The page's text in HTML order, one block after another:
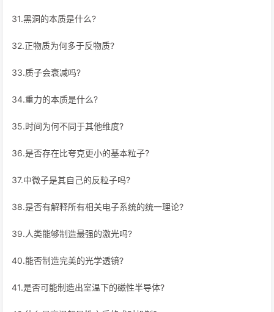
31.黑洞的本质是什么?
32.正物质为何多于反物质?
33.质子会衰减吗?
34.重力的本质是什么?
35.时间为何不同于其他维度?
36.是否存在比夸克更小的基本粒子?
37.中微子是其自己的反粒子吗?
38.是否有解释所有相关电子系统的统一理论?
39.人类能够制造最强的激光吗?
40.能否制造完美的光学透镜?
41.是否可能制造出室温下的磁性半导体?